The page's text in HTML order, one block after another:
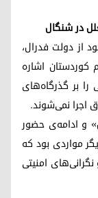
در شنگال
از دولت فدرال،
کوردستان اشاره
بر گذرگاه‌های
اجرا نمی‌شوند.
و ادامه‌ی حضور
مواردی بود که
امنیتی